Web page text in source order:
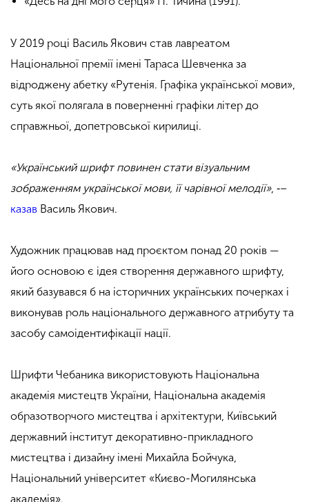
У 2019 році Василь Якович став лавреатом
Національної премії імені Тараса Шевченка за
відроджену абетку «Рутенія. Графіка української мови»,
суть якої полягала в поверненні графіки літер до
справжньої, допетровської кирилиці.
«Український шрифт повинен стати візуальним
зображенням української мови, її чарівної мелодії», ‑–
казав Василь Якович.
Художник працював над проєктом понад 20 років —
його основою є ідея створення державного шрифту,
який базувався б на історичних українських почерках і
виконував роль національного державного атрибуту та
засобу самоідентифікації нації.
Шрифти Чебаника використовують Національна
академія мистецтв України, Національна академія
образотворчого мистецтва і архітектури, Київський
державний інститут декоративно-прикладного
мистецтва і дизайну імені Михайла Бойчука,
Національний університет «Києво-Могилянська
академія».